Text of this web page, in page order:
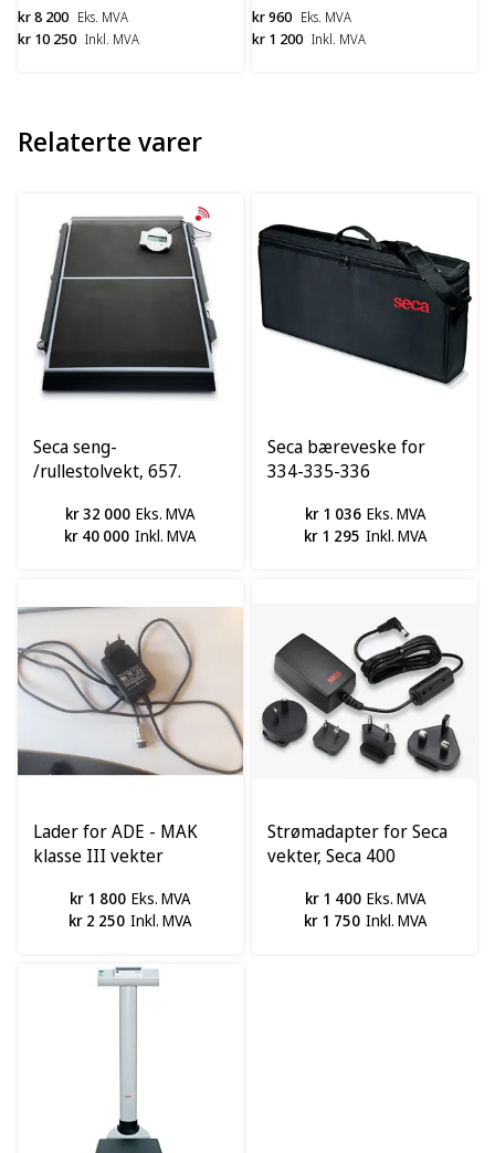
kr 8 200 Eks. MVA
kr 10 250 Inkl. MVA
kr 960 Eks. MVA
kr 1 200 Inkl. MVA
Relaterte varer
Seca seng-
/rullestolvekt, 657.
kr 32 000 Eks. MVA
kr 40 000 Inkl. MVA
Seca bæreveske for
334-335-336
kr 1 036 Eks. MVA
kr 1 295 Inkl. MVA
Lader for ADE - MAK
klasse III vekter
kr 1 800 Eks. MVA
kr 2 250 Inkl. MVA
Strømadapter for Seca
vekter, Seca 400
kr 1 400 Eks. MVA
kr 1 750 Inkl. MVA